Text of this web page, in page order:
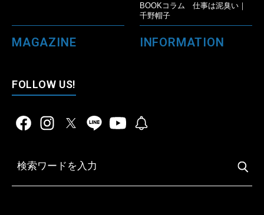
BOOKコラム 仕事は泥臭い｜
千野帽子
MAGAZINE INFORMATION
FOLLOW US!